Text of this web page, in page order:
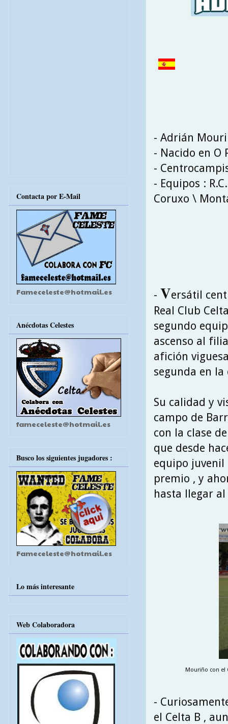
- Adrián
- Nacido en O
-
- Equipos :
Coruxo \
- Versátil
Real Club
segundo
ascenso al
afición
segunda en
Su calidad y
campo de
con la clase
que desde
equipo juvenil
premio , y
hasta llegar
Mouriño con el
-
el Celta B ,
Contacta por E-Mail
Fameceleste@hotmail.es
Anécdotas Celestes
fameceleste@hotmail.es
Busco los siguientes jugadores :
Fameceleste@hotmail.es
Lo más interesante
Web Colaboradora